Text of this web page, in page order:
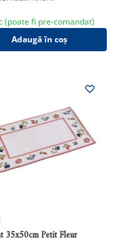
(poate fi pre-comandat)
Adaugă în coș
35x50cm Petit Fleur